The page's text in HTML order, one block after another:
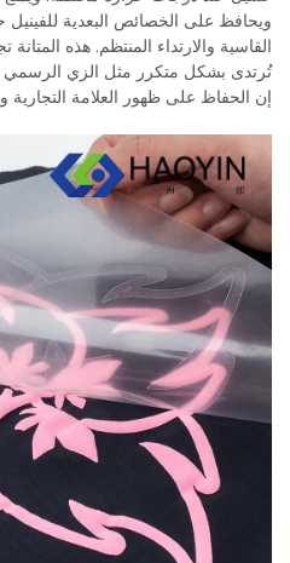
ويحافظ على الخصائص البعدية للفينيل
القاسية والارتداء المنتظم. هذه المتانة
تُرتدى بشكل متكرر مثل الزي الرسمي
إن الحفاظ على ظهور العلامة التجارية